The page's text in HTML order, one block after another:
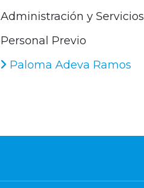
Administración y Servicios
Personal Previo
Paloma Adeva Ramos